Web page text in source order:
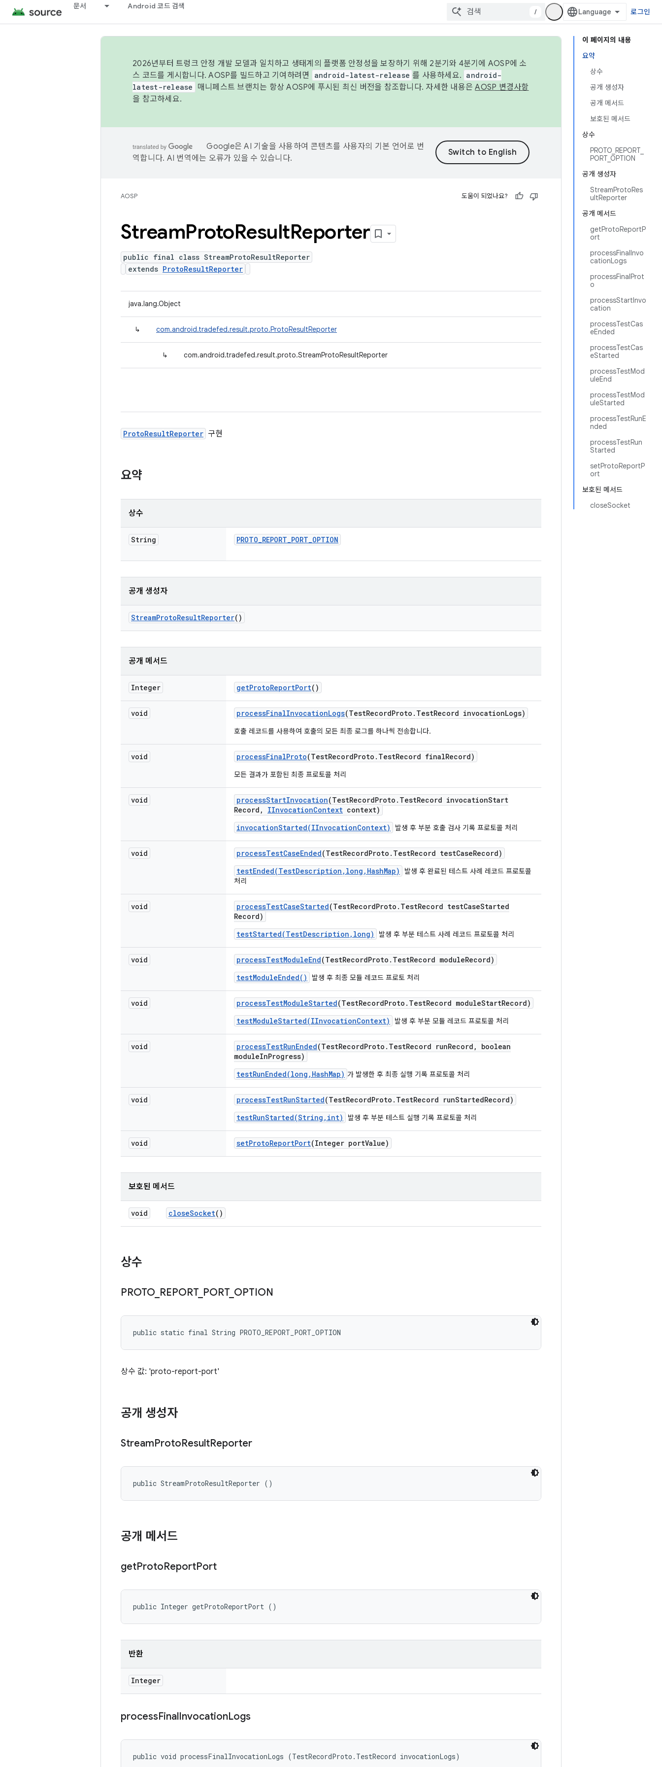
문서 Android 코드 검색
/ 로그인
이 페이지의 내용
요약
상수
공개 생성자
공개 메서드
보호된 메서드
상수
PROTO_REPORT_
PORT_OPTION
공개 생성자
StreamProtoRes
ultReporter
공개 메서드
getProtoReportP
ort
processFinalInvo
cationLogs
processFinalProt
o
processStartInvo
cation
processTestCas
eEnded
processTestCas
eStarted
processTestMod
uleEnd
processTestMod
uleStarted
processTestRunE
nded
processTestRun
Started
setProtoReportP
ort
보호된 메서드
closeSocket
2026년부터 트렁크 안정 개발 모델과 일치하고 생태계의 플랫폼 안정성을 보장하기 위해 2분기와 4분기에 AOSP에 소
스 코드를 게시합니다. AOSP를 빌드하고 기여하려면
android-latest-release 를 사용하세요. android-
latest-release
매니페스트 브랜치는 항상 AOSP에 푸시된 최신 버전을 참조합니다. 자세한 내용은AOSP 변경사항
을 참고하세요.
Google은 AI 기술을 사용하여 콘텐츠를 사용자의 기본 언어로 번
역합니다. AI 번역에는 오류가 있을 수 있습니다.
AOSP 도움이 되었나요?
StreamProtoResultReporter
public final class StreamProtoResultReporter
extends ProtoResultReporter
java.lang.Object
↳ com.android.tradefed.result.proto.ProtoResultReporter
↳ com.android.tradefed.result.proto.StreamProtoResultReporter
ProtoResultReporter 구현
요약
상수
String PROTO_REPORT_PORT_OPTION
공개 생성자
StreamProtoResultReporter()
공개 메서드
Integer getProtoReportPort()
void processFinalInvocationLogs(TestRecordProto . TestRecord invocationLogs)
호출 레코드를 사용하여 호출의 모든 최종 로그를 하나씩 전송합니다.
void processFinalProto(TestRecordProto . TestRecord finalRecord)
모든 결과가 포함된 최종 프로토콜 처리
void processStartInvocation(TestRecordProto . TestRecord invocationStart
Record , IInvocationContext context)
invocationStarted(IInvocationContext)
발생 후 부분 호출 검사 기록 프로토콜 처리
void processTestCaseEnded(TestRecordProto . TestRecord testCaseRecord)
testEnded(TestDescription,long,HashMap)
발생 후 완료된 테스트 사례 레코드 프로토콜
처리
void processTestCaseStarted(TestRecordProto . TestRecord testCaseStarted
Record)
testStarted(TestDescription,long)
발생 후 부분 테스트 사례 레코드 프로토콜 처리
void processTestModuleEnd(TestRecordProto . TestRecord moduleRecord)
testModuleEnded()
발생 후 최종 모듈 레코드 프로토 처리
void processTestModuleStarted(TestRecordProto . TestRecord moduleStartRecord)
testModuleStarted(IInvocationContext)
발생 후 부분 모듈 레코드 프로토콜 처리
void processTestRunEnded(TestRecordProto . TestRecord runRecord ,
boolean
moduleInProgress)
testRunEnded(long,HashMap) 가 발생한 후 최종 실행 기록 프로토콜 처리
void processTestRunStarted(TestRecordProto . TestRecord runStartedRecord)
testRunStarted(String,int)
발생 후 부분 테스트 실행 기록 프로토콜 처리
void setProtoReportPort(Integer portValue)
보호된 메서드
void closeSocket()
상수
PROTO REPORT_ PORT_ OPTION
public static final String PROTO_REPORT_PORT_OPTION
상수 값: 'proto-report-port'
공개 생성자
StreamProtoResultReporter
public StreamProtoResultReporter ()
공개 메서드
getProtoReportPort
public Integer getProtoReportPort ()
반환
Integer
processFinalInvocationLogs
public void processFinalInvocationLogs (TestRecordProto.TestRecord invocationLogs)